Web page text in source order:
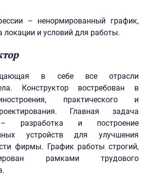
– ненормированный график,
локации и условий для работы.
в себе все отрасли
Конструктор востребован в
практического и
Главная задача
– разработка и построение
устройств для улучшения
фирмы. График работы строгий,
рамками трудового